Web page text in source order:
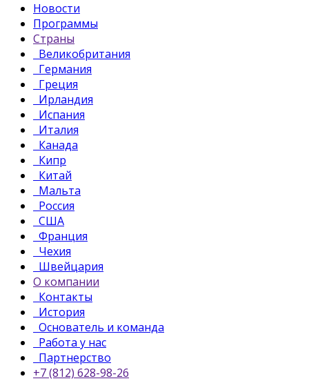
Новости
Программы
Страны
Великобритания
Германия
Греция
Ирландия
Испания
Италия
Канада
Кипр
Китай
Мальта
Россия
США
Франция
Чехия
Швейцария
О компании
Контакты
История
Основатель и команда
Работа у нас
Партнерство
+7 (812) 628-98-26